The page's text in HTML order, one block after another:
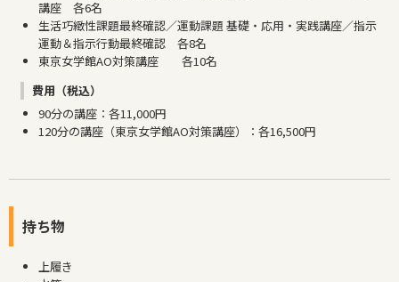
講座 各6名
生活巧緻性課題最終確認／運動課題 基礎・応用・実践講座／指示
運動＆指示行動最終確認 各8名
東京女学館AO対策講座 各10名
費用（税込）
90分の講座：各11,000円
120分の講座（東京女学館AO対策講座）：各16,500円
持ち物
上履き